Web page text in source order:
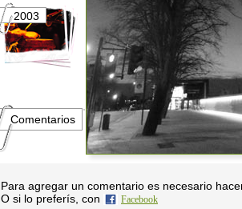
2003 2002 2001
Comentarios
Para agregar un comentario es necesario
O si lo preferís, con
Facebook